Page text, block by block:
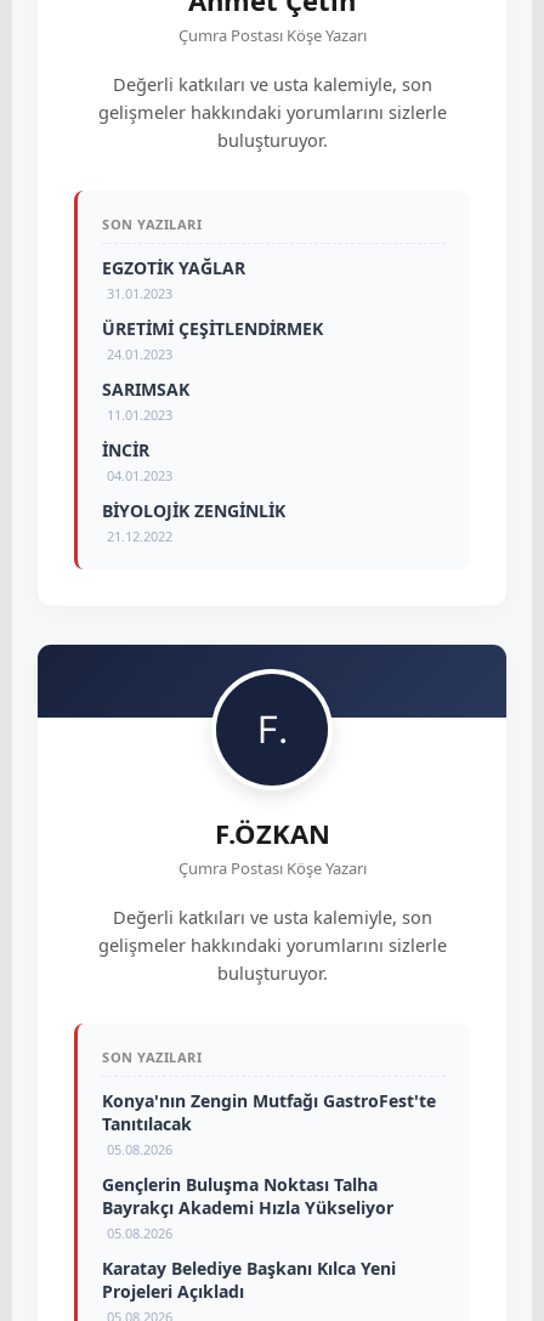
Çumra Postası Köşe Yazarı
Değerli katkıları ve usta kalemiyle, son
gelişmeler hakkındaki yorumlarını sizlerle
buluşturuyor.
SON YAZILARI
EGZOTİK YAĞLAR
31.01.2023
ÜRETİMİ ÇEŞİTLENDİRMEK
24.01.2023
SARIMSAK
11.01.2023
İNCİR
04.01.2023
BİYOLOJİK ZENGİNLİK
21.12.2022
F.ÖZKAN
Çumra Postası Köşe Yazarı
Değerli katkıları ve usta kalemiyle, son
gelişmeler hakkındaki yorumlarını sizlerle
buluşturuyor.
SON YAZILARI
Konya'nın Zengin Mutfağı GastroFest'te
Tanıtılacak
05.08.2026
Gençlerin Buluşma Noktası Talha
Bayrakçı Akademi Hızla Yükseliyor
05.08.2026
Karatay Belediye Başkanı Kılca Yeni
Projeleri Açıkladı
05.08.2026